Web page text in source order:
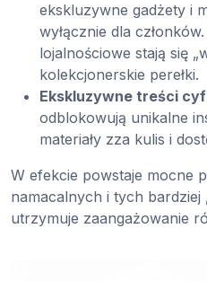
ekskluzywne gadżety i
wyłącznie dla
lojalnościowe stają się
kolekcjonerskie perełki.
Ekskluzywne treści
odblokowują unikalne
materiały zza kulis i
W efekcie powstaje mocne
namacalnych i tych bardziej
utrzymuje zaangażowanie